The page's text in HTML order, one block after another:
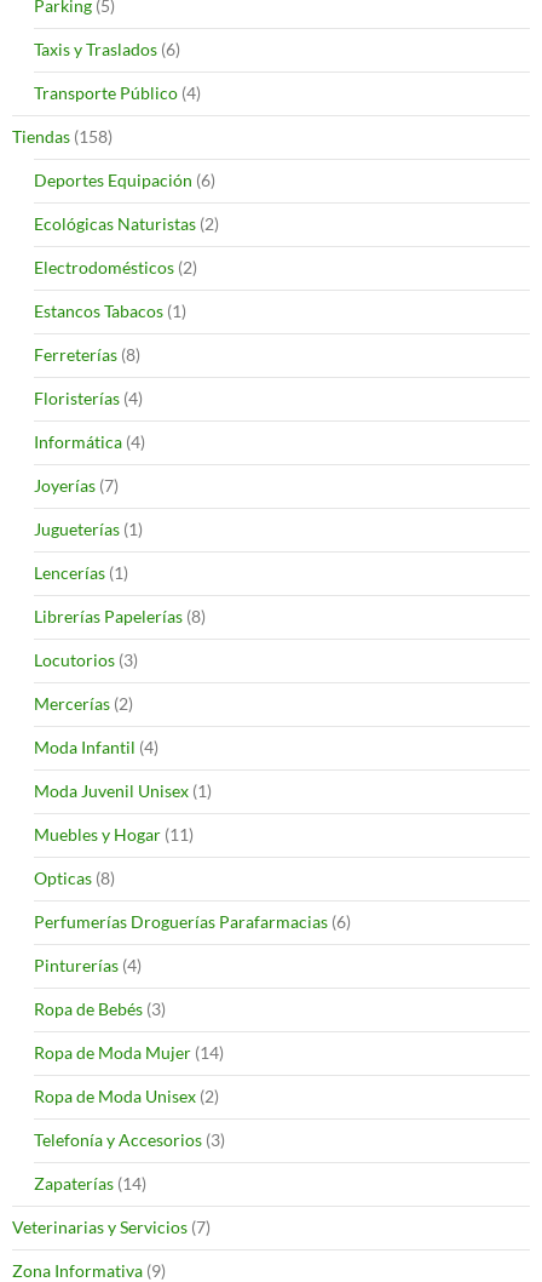
Parking (5)
Taxis y Traslados (6)
Transporte Público (4)
Tiendas (158)
Deportes Equipación (6)
Ecológicas Naturistas (2)
Electrodomésticos (2)
Estancos Tabacos (1)
Ferreterías (8)
Floristerías (4)
Informática (4)
Joyerías (7)
Jugueterías (1)
Lencerías (1)
Librerías Papelerías (8)
Locutorios (3)
Mercerías (2)
Moda Infantil (4)
Moda Juvenil Unisex (1)
Muebles y Hogar (11)
Opticas (8)
Perfumerías Droguerías Parafarmacias (6)
Pinturerías (4)
Ropa de Bebés (3)
Ropa de Moda Mujer (14)
Ropa de Moda Unisex (2)
Telefonía y Accesorios (3)
Zapaterías (14)
Veterinarias y Servicios (7)
Zona Informativa (9)